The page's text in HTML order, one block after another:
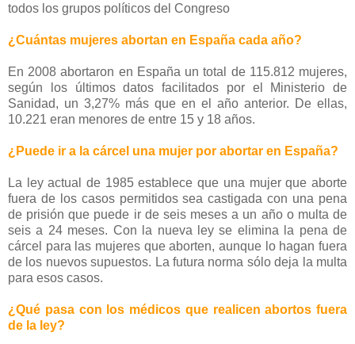
todos los grupos políticos del Congreso
¿Cuántas mujeres abortan en España cada año?
En 2008 abortaron en España un total de 115.812 mujeres,
según los últimos datos facilitados por el Ministerio de
Sanidad, un 3,27% más que en el año anterior. De ellas,
10.221 eran menores de entre 15 y 18 años.
¿Puede ir a la cárcel una mujer por abortar en España?
La ley actual de 1985 establece que una mujer que aborte
fuera de los casos permitidos sea castigada con una pena
de prisión que puede ir de seis meses a un año o multa de
seis a 24 meses. Con la nueva ley se elimina la pena de
cárcel para las mujeres que aborten, aunque lo hagan fuera
de los nuevos supuestos. La futura norma sólo deja la multa
para esos casos.
¿Qué pasa con los médicos que realicen abortos fuera
de la ley?